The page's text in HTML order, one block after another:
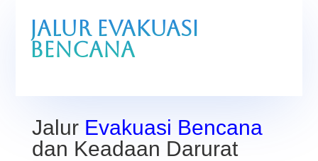
Jalur Evakuasi
Bencana
Jalur Evakuasi Bencana
dan Keadaan Darurat